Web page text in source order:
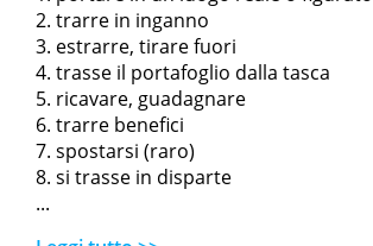
trarre in inganno
estrarre, tirare fuori
trasse il portafoglio dalla tasca
ricavare, guadagnare
trarre benefici
spostarsi (raro)
si trasse in disparte
...